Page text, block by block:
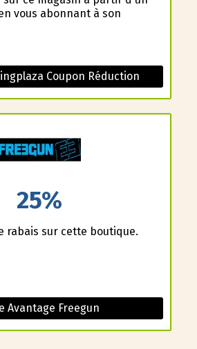
vous abonnant à son
Coupon Réduction
25%
rabais sur cette boutique.
Avantage Freegun